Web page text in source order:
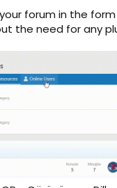
forum in the
the need for any